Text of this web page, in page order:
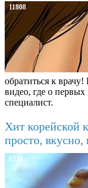
11808
обратиться к
видео, где о первых
специалист.
Хит корейской
просто, вкусно,
6734